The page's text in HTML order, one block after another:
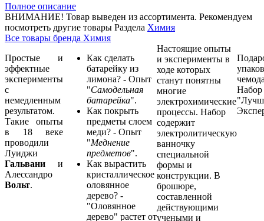
Полное описание
ВНИМАНИЕ! Товар выведен из ассортимента. Рекомендуем
посмотреть другие товары Раздела Химия
Все товары бренда Химия
Простые и
эффектные
эксперименты
с
немедленным
результатом.
Такие опыты
в 18 веке
проводили
Луиджи
Гальвани и
Алессандро
Вольт.
Как сделать
батарейку из
лимона? - Опыт
"Самодельная
батарейка".
Как покрыть
предметы слоем
меди? - Опыт
"Меднение
предметов".
Как вырастить
кристаллическое
оловянное
дерево? -
"Оловянное
дерево" растет от
Настоящие опыты
и эксперименты в
ходе которых
станут понятны
многие
электрохимические
процессы. Набор
содержит
электролитическую
ванночку
специальной
формы и
конструкции. В
брошюре,
составленной
действующими
учеными и
Набор